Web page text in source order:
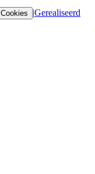
Cookies |Gerealiseerd